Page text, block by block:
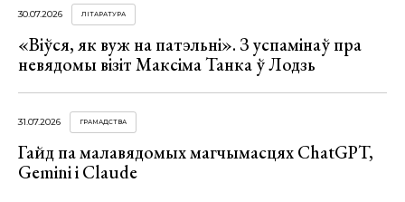
30.07.2026 ЛІТАРАТУРА
«Віўся, як вуж на патэльні». З успамінаў пра
невядомы візіт Максіма Танка ў Лодзь
31.07.2026 ГРАМАДСТВА
Гайд па малавядомых магчымасцях ChatGPT,
Gemini і Claude